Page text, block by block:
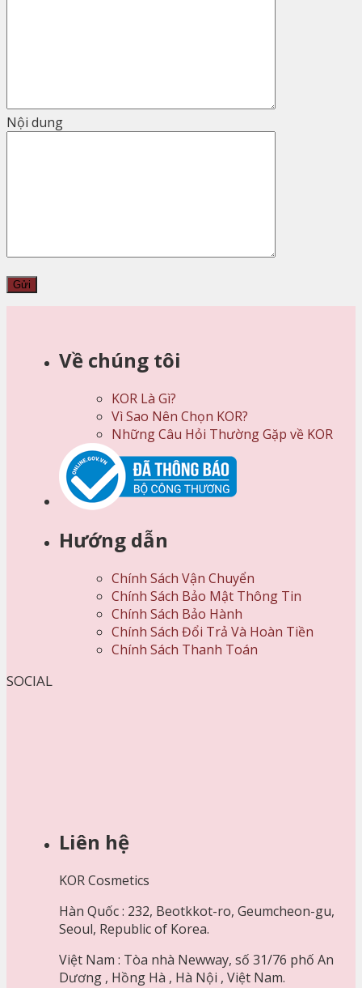
Nội dung
Về chúng tôi
KOR Là Gì?
Vì Sao Nên Chọn KOR?
Những Câu Hỏi Thường Gặp về KOR
Hướng dẫn
Chính Sách Vận Chuyển
Chính Sách Bảo Mật Thông Tin
Chính Sách Bảo Hành
Chính Sách Đổi Trả Và Hoàn Tiền
Chính Sách Thanh Toán
SOCIAL
Liên hệ
KOR Cosmetics
Hàn Quốc : 232, Beotkkot-ro, Geumcheon-gu,
Seoul, Republic of Korea.
Việt Nam : Tòa nhà Newway, số 31/76 phố An
Dương , Hồng Hà , Hà Nội , Việt Nam.